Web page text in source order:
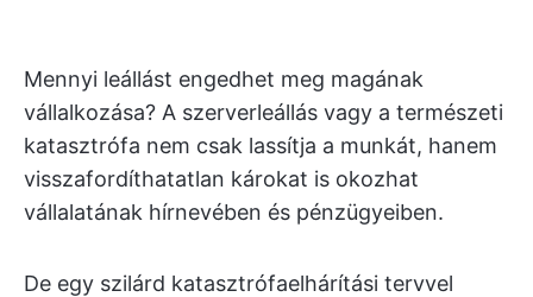
Mennyi leállást engedhet meg magának
vállalkozása? A szerverleállás vagy a természeti
katasztrófa nem csak lassítja a munkát, hanem
visszafordíthatatlan károkat is okozhat
vállalatának hírnevében és pénzügyeiben.
De egy szilárd katasztrófaelhárítási tervvel